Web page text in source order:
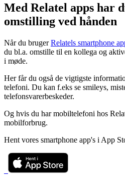
Med Relatel apps har
omstilling ved hånden
Når du brugerRelatels smartphone
du bl.a. omstille til en kollega og
i møde.
Her får du også de vigtigste
telefoni. Du kan f.eks se smileys,
telefonsvarerbeskeder.
Og hvis du har mobiltelefoni hos
mobilforbrug.
Hent vores smartphone app's i App